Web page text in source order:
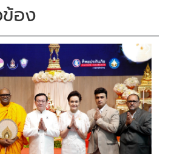
อง